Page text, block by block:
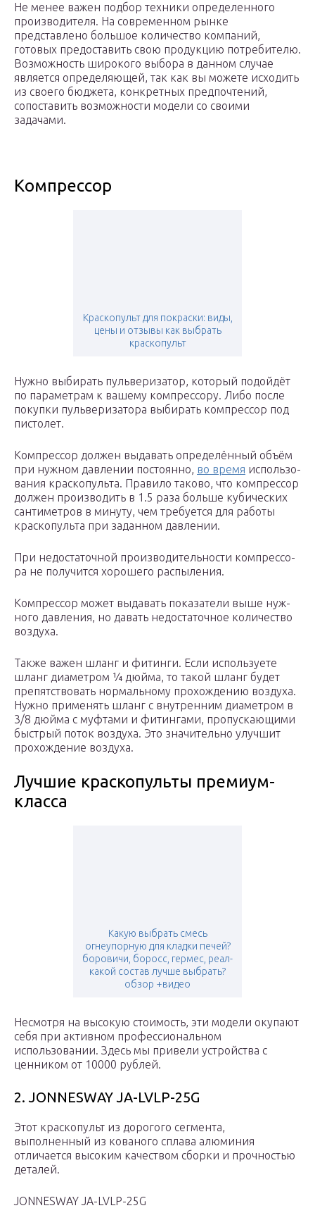
Не менее важен подбор техники определенного
производителя. На современном рынке
представлено большое количество компаний,
готовых предоставить свою продукцию потребителю.
Возможность широкого выбора в данном случае
является определяющей, так как вы можете исходить
из своего бюджета, конкретных предпочтений,
сопоставить возможности модели со своими
задачами.
Компрессор
Краскопульт для покраски: виды,
цены и отзывы как выбрать
краскопульт
Нуж­но выби­рать пуль­ве­ри­за­тор, кото­рый подой­дёт
по пара­мет­рам к ваше­му ком­прес­со­ру. Либо после
покуп­ки пуль­ве­ри­за­то­ра выби­рать ком­прес­сор под
пистолет.
Ком­прес­сор дол­жен выда­вать опре­де­лён­ный объ­ём
при нуж­ном дав­ле­нии посто­ян­но, во вре­мя исполь­зо­
ва­ния крас­ко­пуль­та. Пра­ви­ло тако­во, что ком­прес­сор
дол­жен про­из­во­дить в 1.5 раза боль­ше куби­че­ских
сан­ти­мет­ров в мину­ту, чем тре­бу­ет­ся для рабо­ты
крас­ко­пуль­та при задан­ном давлении.
При недо­ста­точ­ной про­из­во­ди­тель­но­сти ком­прес­со­
ра не полу­чит­ся хоро­ше­го распыления.
Ком­прес­сор может выда­вать пока­за­те­ли выше нуж­
но­го дав­ле­ния, но давать недо­ста­точ­ное коли­че­ство
воздуха.
Так­же важен шланг и фитин­ги. Если исполь­зу­е­те
шланг диа­мет­ром ¼ дюй­ма, то такой шланг будет
пре­пят­ство­вать нор­маль­но­му про­хож­де­нию воз­ду­ха.
Нуж­но при­ме­нять шланг с внут­рен­ним диа­мет­ром в
3/8 дюй­ма с муф­та­ми и фитин­га­ми, про­пус­ка­ю­щи­ми
быст­рый поток воз­ду­ха. Это зна­чи­тель­но улуч­шит
про­хож­де­ние воздуха.
Лучшие краскопульты премиум-
класса
Какую выбрать смесь
огнеупорную для кладки печей?
боровичи, боросс, гермес, реал-
какой состав лучше выбрать?
обзор +видео
Несмотря на высокую стоимость, эти модели окупают
себя при активном профессиональном
использовании. Здесь мы привели устройства с
ценником от 10000 рублей.
2. JONNESWAY JA-LVLP-25G
Этот краскопульт из дорогого сегмента,
выполненный из кованого сплава алюминия
отличается высоким качеством сборки и прочностью
деталей.
JONNESWAY JA-LVLP-25G